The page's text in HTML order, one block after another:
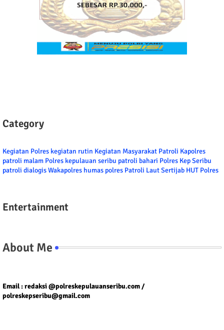
Category
Kegiatan Polres kegiatan rutin Kegiatan Masyarakat Patroli Kapolres
patroli malam Polres kepulauan seribu patroli bahari Polres Kep Seribu
patroli dialogisWakapolres humas polres Patroli LautSertijab HUT Polres
Entertainment
About Me
Email : redaksi @polreskepulauanseribu.com /
polreskepseribu@gmail.com